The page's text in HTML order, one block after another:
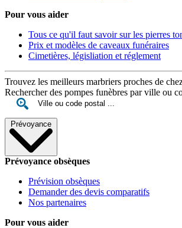
Pour vous aider
Tous ce qu'il faut savoir sur les pierres
Prix et modèles de caveaux funéraires
Cimetières, législiation et réglement
Trouvez les meilleurs marbriers proches de
Rechercher des pompes funèbres par ville ou
Prévoyance
Prévoyance obsèques
Prévision obsèques
Demander des devis comparatifs
Nos partenaires
Pour vous aider